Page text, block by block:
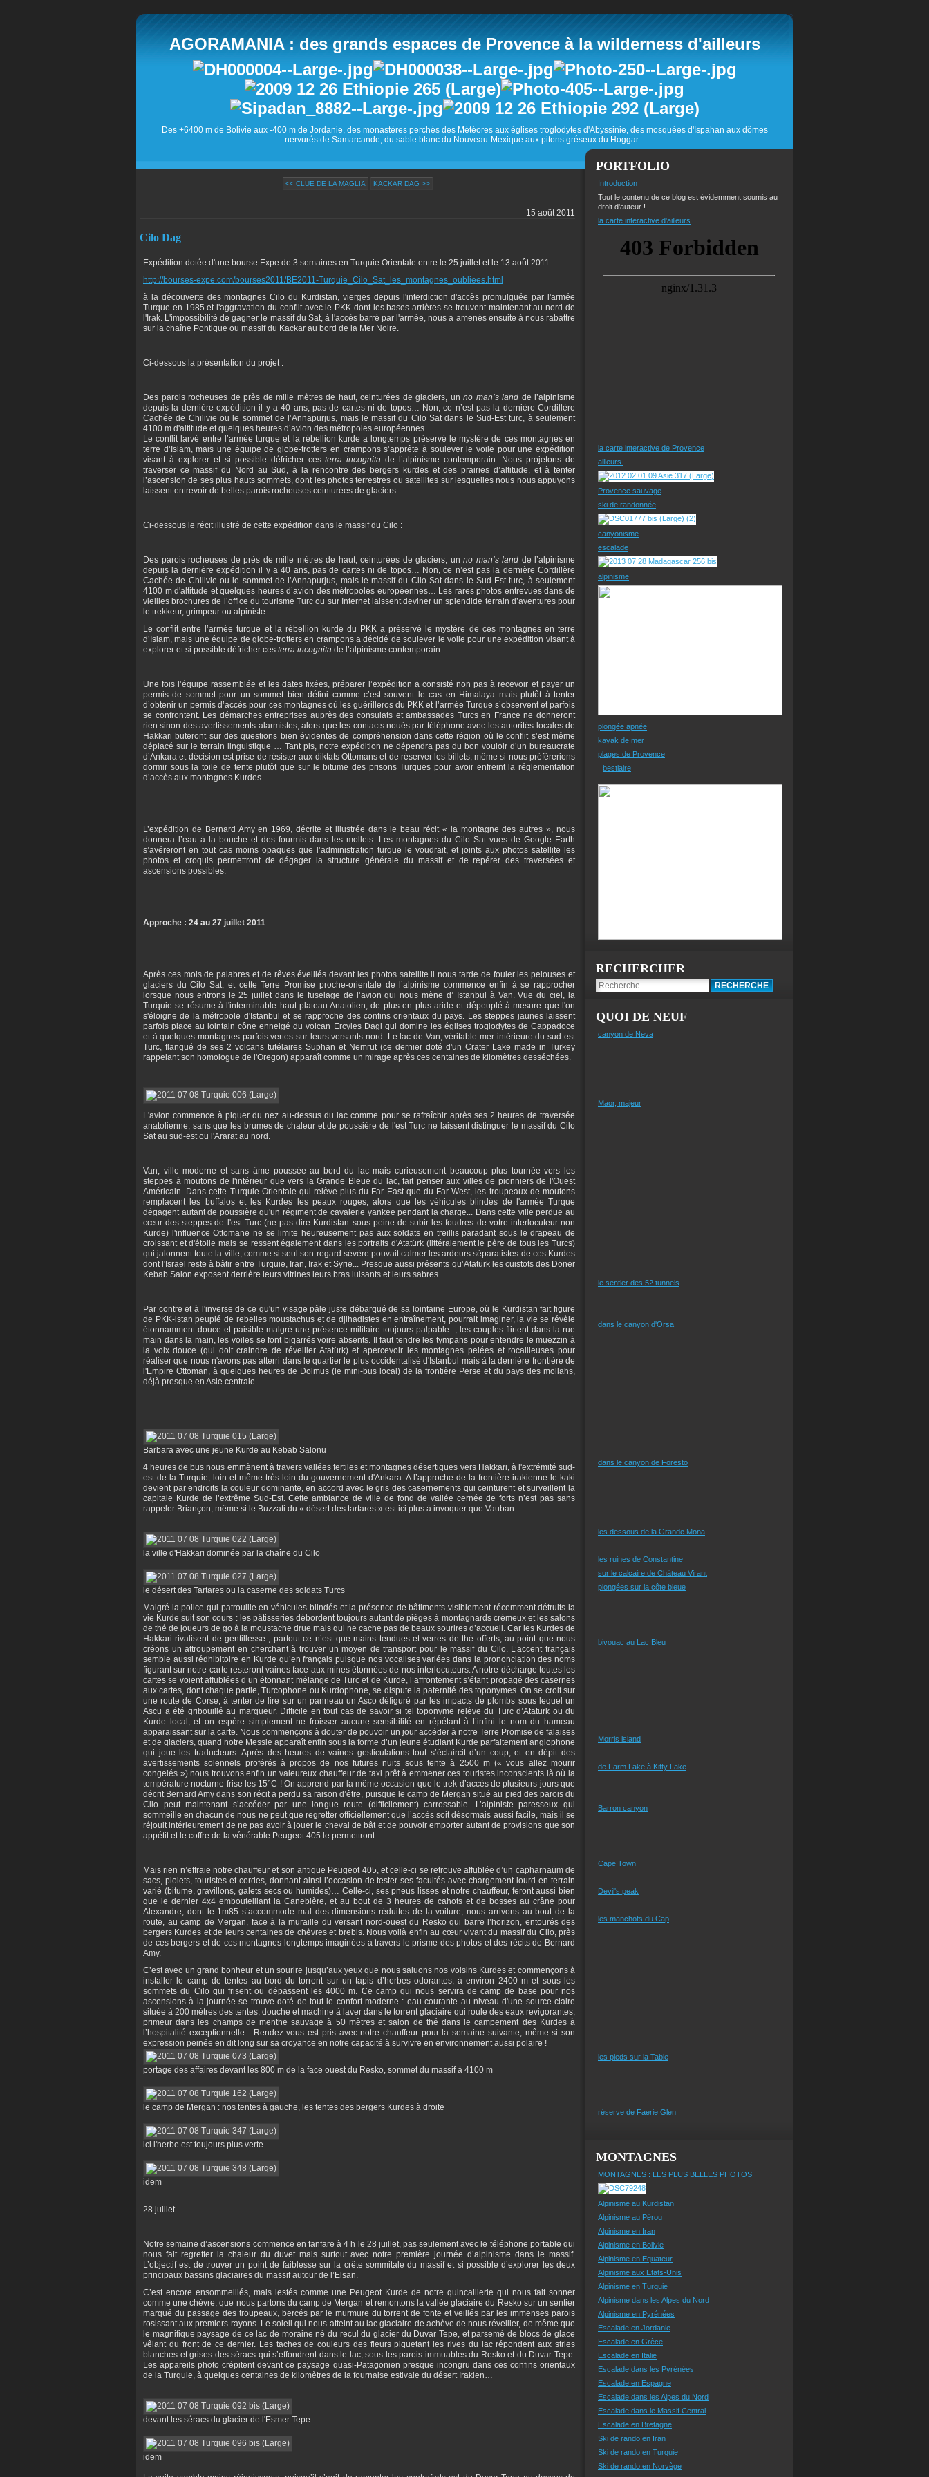
AGORAMANIA : des grands espaces de Provence à la wilderness d'ailleurs
Des +6400 m de Bolivie aux -400 m de Jordanie, des monastères perchés des Météores aux églises troglodytes d'Abyssinie, des mosquées d'Ispahan aux dômes
nervurés de Samarcande, du sable blanc du Nouveau-Mexique aux pitons gréseux du Hoggar...
<< CLUE DE LA MAGLIA KACKAR DAG >>
15 août 2011
Cilo Dag
Expédition dotée d'une bourse Expe de 3 semaines en Turquie Orientale entre le 25 juillet et le 13 août 2011 :
http://bourses-expe.com/bourses2011/BE2011-Turquie_Cilo_Sat_les_montagnes_oubliees.html
à la découverte des montagnes Cilo du Kurdistan, vierges depuis l'interdiction d'accès promulguée par l'armée
Turque en 1985 et l'aggravation du conflit avec le PKK dont les bases arrières se trouvent maintenant au nord de
l'Irak. L'impossibilité de gagner le massif du Sat, à l'accès barré par l'armée, nous a amenés ensuite à nous rabattre
sur la chaîne Pontique ou massif du Kackar au bord de la Mer Noire.
Ci-dessous la présentation du projet :
Des parois rocheuses de près de mille mètres de haut, ceinturées de glaciers, un no man’s land de l’alpinisme
depuis la dernière expédition il y a 40 ans, pas de cartes ni de topos… Non, ce n’est pas la dernière Cordillère
Cachée de Chilivie ou le sommet de l’Annapurjus, mais le massif du Cilo Sat dans le Sud-Est turc, à seulement
4100 m d'altitude et quelques heures d’avion des métropoles européennes…
Le conflit larvé entre l’armée turque et la rébellion kurde a longtemps préservé le mystère de ces montagnes en
terre d’Islam, mais une équipe de globe-trotters en crampons s’apprête à soulever le voile pour une expédition
visant à explorer et si possible défricher cesterra incognita de l’alpinisme contemporain. Nous projetons de
traverser ce massif du Nord au Sud, à la rencontre des bergers kurdes et des prairies d’altitude, et à tenter
l’ascension de ses plus hauts sommets, dont les photos terrestres ou satellites sur lesquelles nous nous appuyons
laissent entrevoir de belles parois rocheuses ceinturées de glaciers.
Ci-dessous le récit illustré de cette expédition dans le massif du Cilo :
Des parois rocheuses de près de mille mètres de haut, ceinturées de glaciers, un no man’s land de l’alpinisme
depuis la dernière expédition il y a 40 ans, pas de cartes ni de topos… Non, ce n’est pas la dernière Cordillère
Cachée de Chilivie ou le sommet de l’Annapurjus, mais le massif du Cilo Sat dans le Sud-Est turc, à seulement
4100 m d'altitude et quelques heures d’avion des métropoles européennes… Les rares photos entrevues dans de
vieilles brochures de l’office du tourisme Turc ou sur Internet laissent deviner un splendide terrain d’aventures pour
le trekkeur, grimpeur ou alpiniste.
Le conflit entre l’armée turque et la rébellion kurde du PKK a préservé le mystère de ces montagnes en terre
d’Islam, mais une équipe de globe-trotters en crampons a décidé de soulever le voile pour une expédition visant à
explorer et si possible défricher ces terra incognita de l’alpinisme contemporain.
Une fois l’équipe rassemblée et les dates fixées, préparer l’expédition a consisté non pas à recevoir et payer un
permis de sommet pour un sommet bien défini comme c’est souvent le cas en Himalaya mais plutôt à tenter
d’obtenir un permis d’accès pour ces montagnes où les guérilleros du PKK et l’armée Turque s’observent et parfois
se confrontent. Les démarches entreprises auprès des consulats et ambassades Turcs en France ne donneront
rien sinon des avertissements alarmistes, alors que les contacts noués par téléphone avec les autorités locales de
Hakkari buteront sur des questions bien évidentes de compréhension dans cette région où le conflit s’est même
déplacé sur le terrain linguistique … Tant pis, notre expédition ne dépendra pas du bon vouloir d’un bureaucrate
d’Ankara et décision est prise de résister aux diktats Ottomans et de réserver les billets, même si nous préférerions
dormir sous la toile de tente plutôt que sur le bitume des prisons Turques pour avoir enfreint la réglementation
d’accès aux montagnes Kurdes.
L’expédition de Bernard Amy en 1969, décrite et illustrée dans le beau récit « la montagne des autres », nous
donnera l’eau à la bouche et des fourmis dans les mollets. Les montagnes du Cilo Sat vues de Google Earth
s’avéreront en tout cas moins opaques que l’administration turque le voudrait, et joints aux photos satellite les
photos et croquis permettront de dégager la structure générale du massif et de repérer des traversées et
ascensions possibles.
Approche : 24 au 27 juillet 2011
Après ces mois de palabres et de rêves éveillés devant les photos satellite il nous tarde de fouler les pelouses et
glaciers du Cilo Sat, et cette Terre Promise proche-orientale de l’alpinisme commence enfin à se rapprocher
lorsque nous entrons le 25 juillet dans le fuselage de l’avion qui nous mène d’ Istanbul à Van. Vue du ciel, la
Turquie se résume à l'interminable haut-plateau Anatolien, de plus en plus aride et dépeuplé à mesure que l'on
s'éloigne de la métropole d'Istanbul et se rapproche des confins orientaux du pays. Les steppes jaunes laissent
parfois place au lointain cône enneigé du volcan Ercyies Dagi qui domine les églises troglodytes de Cappadoce
et à quelques montagnes parfois vertes sur leurs versants nord. Le lac de Van, véritable mer intérieure du sud-est
Turc, flanqué de ses 2 volcans tutélaires Suphan et Nemrut (ce dernier doté d'un Crater Lake made in Turkey
rappelant son homologue de l'Oregon) apparaît comme un mirage après ces centaines de kilomètres desséchées.
L'avion commence à piquer du nez au-dessus du lac comme pour se rafraîchir après ses 2 heures de traversée
anatolienne, sans que les brumes de chaleur et de poussière de l'est Turc ne laissent distinguer le massif du Cilo
Sat au sud-est ou l'Ararat au nord.
Van, ville moderne et sans âme poussée au bord du lac mais curieusement beaucoup plus tournée vers les
steppes à moutons de l'intérieur que vers la Grande Bleue du lac, fait penser aux villes de pionniers de l'Ouest
Américain. Dans cette Turquie Orientale qui relève plus du Far East que du Far West, les troupeaux de moutons
remplacent les buffalos et les Kurdes les peaux rouges, alors que les véhicules blindés de l'armée Turque
dégagent autant de poussière qu'un régiment de cavalerie yankee pendant la charge... Dans cette ville perdue au
cœur des steppes de l'est Turc (ne pas dire Kurdistan sous peine de subir les foudres de votre interlocuteur non
Kurde) l'influence Ottomane ne se limite heureusement pas aux soldats en treillis paradant sous le drapeau de
croissant et d'étoile mais se ressent également dans les portraits d'Atatürk (littéralement le père de tous les Turcs)
qui jalonnent toute la ville, comme si seul son regard sévère pouvait calmer les ardeurs séparatistes de ces Kurdes
dont l'Israël reste à bâtir entre Turquie, Iran, Irak et Syrie... Presque aussi présents qu’Atatürk les cuistots des Döner
Kebab Salon exposent derrière leurs vitrines leurs bras luisants et leurs sabres.
Par contre et à l'inverse de ce qu'un visage pâle juste débarqué de sa lointaine Europe, où le Kurdistan fait figure
de PKK-istan peuplé de rebelles moustachus et de djihadistes en entraînement, pourrait imaginer, la vie se révèle
étonnamment douce et paisible malgré une présence militaire toujours palpable ; les couples flirtent dans la rue
main dans la main, les voiles se font bigarrés voire absents. Il faut tendre les tympans pour entendre le muezzin à
la voix douce (qui doit craindre de réveiller Atatürk) et apercevoir les montagnes pelées et rocailleuses pour
réaliser que nous n'avons pas atterri dans le quartier le plus occidentalisé d'Istanbul mais à la dernière frontière de
l'Empire Ottoman, à quelques heures de Dolmus (le mini-bus local) de la frontière Perse et du pays des mollahs,
déjà presque en Asie centrale...
Barbara avec une jeune Kurde au Kebab Salonu
4 heures de bus nous emmènent à travers vallées fertiles et montagnes désertiques vers Hakkari, à l'extrémité sud-
est de la Turquie, loin et même très loin du gouvernement d'Ankara. A l’approche de la frontière irakienne le kaki
devient par endroits la couleur dominante, en accord avec le gris des casernements qui ceinturent et surveillent la
capitale Kurde de l’extrême Sud-Est. Cette ambiance de ville de fond de vallée cernée de forts n’est pas sans
rappeler Briançon, même si le Buzzati du « désert des tartares » est ici plus à invoquer que Vauban.
la ville d'Hakkari dominée par la chaîne du Cilo
le désert des Tartares ou la caserne des soldats Turcs
Malgré la police qui patrouille en véhicules blindés et la présence de bâtiments visiblement récemment détruits la
vie Kurde suit son cours : les pâtisseries débordent toujours autant de pièges à montagnards crémeux et les salons
de thé de joueurs de go à la moustache drue mais qui ne cache pas de beaux sourires d’accueil. Car les Kurdes de
Hakkari rivalisent de gentillesse ; partout ce n’est que mains tendues et verres de thé offerts, au point que nous
créons un attroupement en cherchant à trouver un moyen de transport pour le massif du Cilo. L’accent français
semble aussi rédhibitoire en Kurde qu’en français puisque nos vocalises variées dans la prononciation des noms
figurant sur notre carte resteront vaines face aux mines étonnées de nos interlocuteurs. A notre décharge toutes les
cartes se voient affublées d’un étonnant mélange de Turc et de Kurde, l’affrontement s’étant propagé des casernes
aux cartes, dont chaque partie, Turcophone ou Kurdophone, se dispute la paternité des toponymes. On se croit sur
une route de Corse, à tenter de lire sur un panneau un Asco défiguré par les impacts de plombs sous lequel un
Ascu a été gribouillé au marqueur. Difficile en tout cas de savoir si tel toponyme relève du Turc d’Ataturk ou du
Kurde local, et on espère simplement ne froisser aucune sensibilité en répétant à l’infini le nom du hameau
apparaissant sur la carte. Nous commençons à douter de pouvoir un jour accéder à notre Terre Promise de falaises
et de glaciers, quand notre Messie apparaît enfin sous la forme d’un jeune étudiant Kurde parfaitement anglophone
qui joue les traducteurs. Après des heures de vaines gesticulations tout s’éclaircit d’un coup, et en dépit des
avertissements solennels proférés à propos de nos futures nuits sous tente à 2500 m (« vous allez mourir
congelés ») nous trouvons enfin un valeureux chauffeur de taxi prêt à emmener ces touristes inconscients là où la
température nocturne frise les 15°C ! On apprend par la même occasion que le trek d’accès de plusieurs jours que
décrit Bernard Amy dans son récit a perdu sa raison d’être, puisque le camp de Mergan situé au pied des parois du
Cilo peut maintenant s’accéder par une longue route (difficilement) carrossable. L’alpiniste paresseux qui
sommeille en chacun de nous ne peut que regretter officiellement que l’accès soit désormais aussi facile, mais il se
réjouit intérieurement de ne pas avoir à jouer le cheval de bât et de pouvoir emporter autant de provisions que son
appétit et le coffre de la vénérable Peugeot 405 le permettront.
Mais rien n’effraie notre chauffeur et son antique Peugeot 405, et celle-ci se retrouve affublée d’un capharnaüm de
sacs, piolets, touristes et cordes, donnant ainsi l’occasion de tester ses facultés avec chargement lourd en terrain
varié (bitume, gravillons, galets secs ou humides)… Celle-ci, ses pneus lisses et notre chauffeur, feront aussi bien
que le dernier 4x4 embouteillant la Canebière, et au bout de 3 heures de cahots et de bosses au crâne pour
Alexandre, dont le 1m85 s’accommode mal des dimensions réduites de la voiture, nous arrivons au bout de la
route, au camp de Mergan, face à la muraille du versant nord-ouest du Resko qui barre l’horizon, entourés des
bergers Kurdes et de leurs centaines de chèvres et brebis. Nous voilà enfin au cœur vivant du massif du Cilo, près
de ces bergers et de ces montagnes longtemps imaginées à travers le prisme des photos et des récits de Bernard
Amy.
C’est avec un grand bonheur et un sourire jusqu’aux yeux que nous saluons nos voisins Kurdes et commençons à
installer le camp de tentes au bord du torrent sur un tapis d’herbes odorantes, à environ 2400 m et sous les
sommets du Cilo qui frisent ou dépassent les 4000 m. Ce camp qui nous servira de camp de base pour nos
ascensions à la journée se trouve doté de tout le confort moderne : eau courante au niveau d'une source claire
située à 200 mètres des tentes, douche et machine à laver dans le torrent glaciaire qui roule des eaux revigorantes,
primeur dans les champs de menthe sauvage à 50 mètres et salon de thé dans le campement des Kurdes à
l’hospitalité exceptionnelle... Rendez-vous est pris avec notre chauffeur pour la semaine suivante, même si son
expression peinée en dit long sur sa croyance en notre capacité à survivre en environnement aussi polaire !
portage des affaires devant les 800 m de la face ouest du Resko, sommet du massif à 4100 m
le camp de Mergan : nos tentes à gauche, les tentes des bergers Kurdes à droite
ici l'herbe est toujours plus verte
idem
28 juillet
Notre semaine d’ascensions commence en fanfare à 4 h le 28 juillet, pas seulement avec le téléphone portable qui
nous fait regretter la chaleur du duvet mais surtout avec notre première journée d’alpinisme dans le massif.
L’objectif est de trouver un point de faiblesse sur la crête sommitale du massif et si possible d’explorer les deux
principaux bassins glaciaires du massif autour de l’Elsan.
C’est encore ensommeillés, mais lestés comme une Peugeot Kurde de notre quincaillerie qui nous fait sonner
comme une chèvre, que nous partons du camp de Mergan et remontons la vallée glaciaire du Resko sur un sentier
marqué du passage des troupeaux, bercés par le murmure du torrent de fonte et veillés par les immenses parois
rosissant aux premiers rayons. Le soleil qui nous atteint au lac glaciaire de achève de nous réveiller, de même que
le magnifique paysage de ce lac de moraine né du recul du glacier du Duvar Tepe, et parsemé de blocs de glace
vêlant du front de ce dernier. Les taches de couleurs des fleurs piquetant les rives du lac répondent aux stries
blanches et grises des séracs qui s’effondrent dans le lac, sous les parois immuables du Resko et du Duvar Tepe.
Les appareils photo crépitent devant ce paysage quasi-Patagonien presque incongru dans ces confins orientaux
de la Turquie, à quelques centaines de kilomètres de la fournaise estivale du désert Irakien…
devant les séracs du glacier de l'Esmer Tepe
idem
PORTFOLIO
Introduction
Tout le contenu de ce blog est évidemment soumis au
droit d'auteur !
la carte interactive d'ailleurs
la carte interactive de Provence
ailleurs
Provence sauvage
ski de randonnée
canyonisme
escalade
alpinisme
plongée apnée
kayak de mer
plages de Provence
bestiaire
RECHERCHER
QUOI DE NEUF
canyon de Neva
Maor, majeur
le sentier des 52 tunnels
dans le canyon d'Orsa
dans le canyon de Foresto
les dessous de la Grande Mona
les ruines de Constantine
sur le calcaire de Château Virant
plongées sur la côte bleue
bivouac au Lac Bleu
Morris island
de Farm Lake à Kitty Lake
Barron canyon
Cape Town
Devil's peak
les manchots du Cap
les pieds sur la Table
réserve de Faerie Glen
MONTAGNES
MONTAGNES : LES PLUS BELLES PHOTOS
Alpinisme au Kurdistan
Alpinisme au Pérou
Alpinisme en Iran
Alpinisme en Bolivie
Alpinisme en Equateur
Alpinisme aux Etats-Unis
Alpinisme en Turquie
Alpinisme dans les Alpes du Nord
Alpinisme en Pyrénées
Escalade en Jordanie
Escalade en Grèce
Escalade en Italie
Escalade dans les Pyrénées
Escalade en Espagne
Escalade dans les Alpes du Nord
Escalade dans le Massif Central
Escalade en Bretagne
Ski de rando en Iran
Ski de rando en Turquie
Ski de rando en Norvège